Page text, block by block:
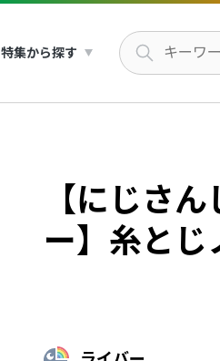
特集から探す
【にじさ
ー】糸とじ